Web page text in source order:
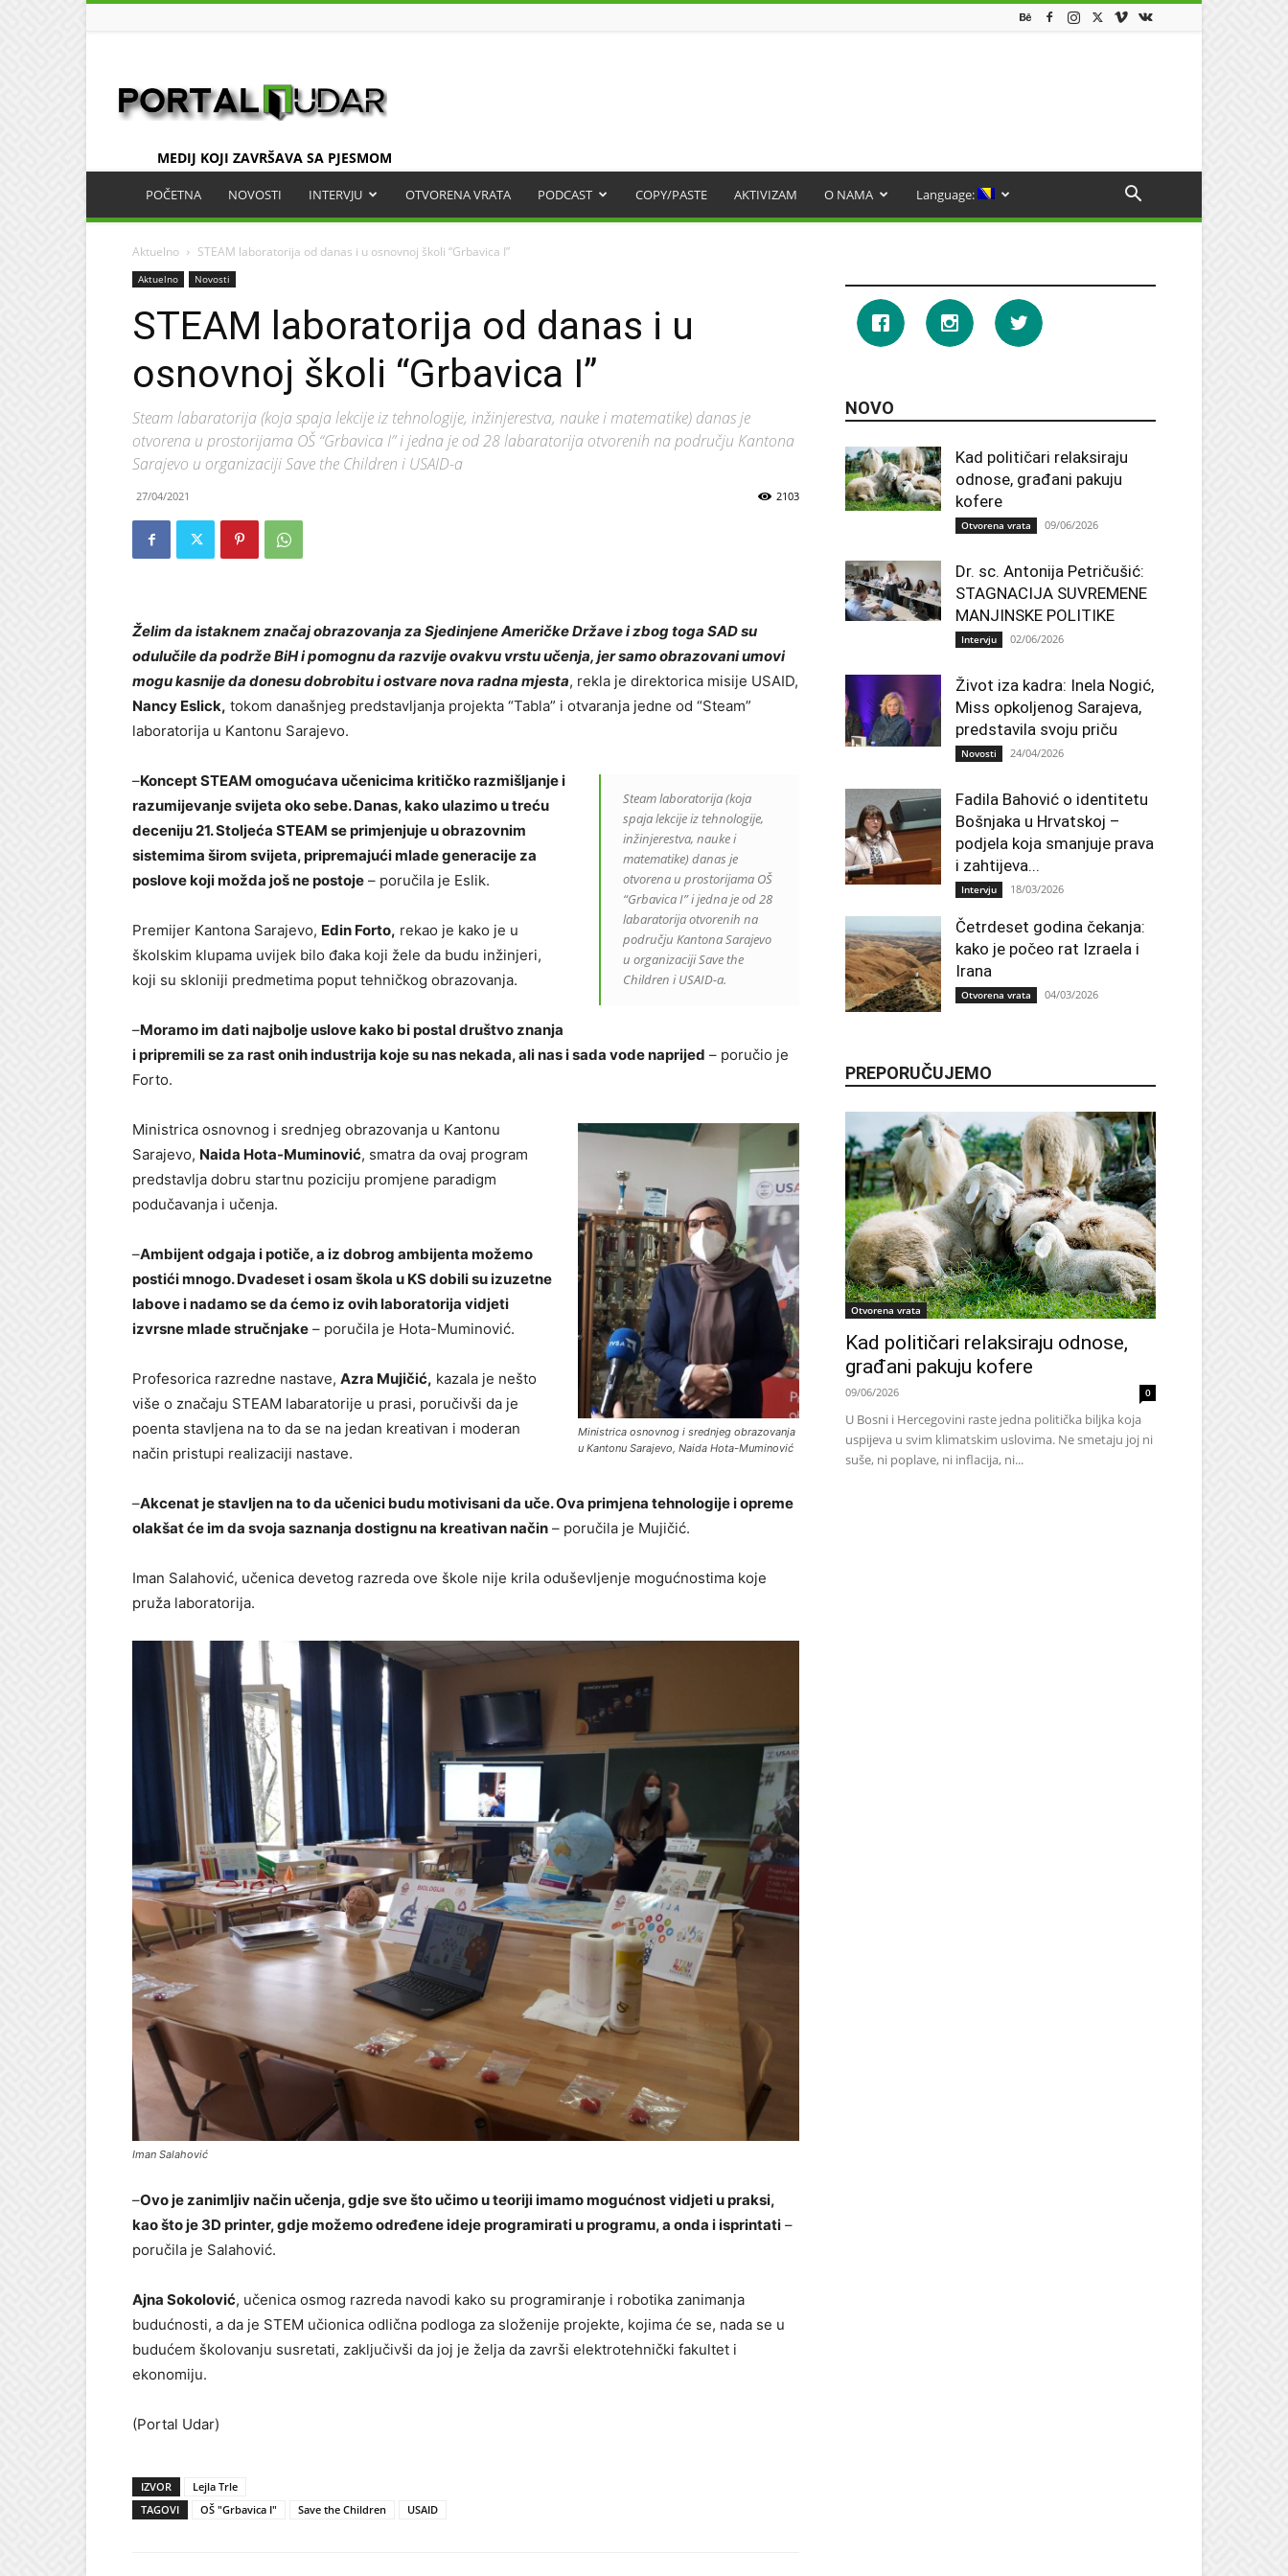
MEDIJ KOJI ZAVRŠAVA SA PJESMOM
POČETNA NOVOSTI INTERVJU OTVORENA VRATA PODCAST COPY/PASTE AKTIVIZAM O NAMA Language:
Aktuelno STEAM laboratorija od danas i u osnovnoj školi “Grbavica I”
Aktuelno Novosti
STEAM laboratorija od danas i u
osnovnoj školi “Grbavica I”
Steam labaratorija (koja spaja lekcije iz tehnologije, inžinjerestva, nauke i matematike) danas je
otvorena u prostorijama OŠ “Grbavica I” i jedna je od 28 labaratorija otvorenih na području Kantona
Sarajevo u organizaciji Save the Children i USAID-a
27/04/2021 2103
Želim da istaknem značaj obrazovanja za Sjedinjene Američke Države i zbog toga SAD su
odulučile da podrže BiH i pomognu da razvije ovakvu vrstu učenja, jer samo obrazovani umovi
mogu kasnije da donesu dobrobitu i ostvare nova radna mjesta, rekla je direktorica misije USAID,
Nancy Eslick, tokom današnjeg predstavljanja projekta “Tabla” i otvaranja jedne od “Steam”
laboratorija u Kantonu Sarajevo.
Steam laboratorija (koja
spaja lekcije iz tehnologije,
inžinjerestva, nauke i
matematike) danas je
otvorena u prostorijama OŠ
“Grbavica I” i jedna je od 28
labaratorija otvorenih na
području Kantona Sarajevo
u organizaciji Save the
Children i USAID-a.
–Koncept STEAM omogućava učenicima kritičko razmišljanje i
razumijevanje svijeta oko sebe. Danas, kako ulazimo u treću
deceniju 21. Stoljeća STEAM se primjenjuje u obrazovnim
sistemima širom svijeta, pripremajući mlade generacije za
poslove koji možda još ne postoje – poručila je Eslik.
Premijer Kantona Sarajevo, Edin Forto, rekao je kako je u
školskim klupama uvijek bilo đaka koji žele da budu inžinjeri,
koji su skloniji predmetima poput tehničkog obrazovanja.
–Moramo im dati najbolje uslove kako bi postal društvo znanja
i pripremili se za rast onih industrija koje su nas nekada, ali nas i sada vode naprijed – poručio je
Forto.
Ministrica osnovnog i srednjeg obrazovanja
u Kantonu Sarajevo, Naida Hota-Muminović
Ministrica osnovnog i srednjeg obrazovanja u Kantonu
Sarajevo, Naida Hota-Muminović, smatra da ovaj program
predstavlja dobru startnu poziciju promjene paradigm
podučavanja i učenja.
–Ambijent odgaja i potiče, a iz dobrog ambijenta možemo
postići mnogo. Dvadeset i osam škola u KS dobili su izuzetne
labove i nadamo se da ćemo iz ovih laboratorija vidjeti
izvrsne mlade stručnjake – poručila je Hota-Muminović.
Profesorica razredne nastave, Azra Mujičić, kazala je nešto
više o značaju STEAM labaratorije u prasi, poručivši da je
poenta stavljena na to da se na jedan kreativan i moderan
način pristupi realizaciji nastave.
–Akcenat je stavljen na to da učenici budu motivisani da uče. Ova primjena tehnologije i opreme
olakšat će im da svoja saznanja dostignu na kreativan način – poručila je Mujičić.
Iman Salahović, učenica devetog razreda ove škole nije krila oduševljenje mogućnostima koje
pruža laboratorija.
Iman Salahović
–Ovo je zanimljiv način učenja, gdje sve što učimo u teoriji imamo mogućnost vidjeti u praksi,
kao što je 3D printer, gdje možemo određene ideje programirati u programu, a onda i isprintati –
poručila je Salahović.
Ajna Sokolović, učenica osmog razreda navodi kako su programiranje i robotika zanimanja
budućnosti, a da je STEM učionica odlična podloga za složenije projekte, kojima će se, nada se u
budućem školovanju susretati, zaključivši da joj je želja da završi elektrotehnički fakultet i
ekonomiju.
(Portal Udar)
IZVOR
Lejla Trle
TAGOVI
OŠ "Grbavica I" Save the Children USAID
NOVO
Kad političari relaksiraju
odnose, građani pakuju
kofere
Otvorena vrata 09/06/2026
Dr. sc. Antonija Petričušić:
STAGNACIJA SUVREMENE
MANJINSKE POLITIKE
Intervju 02/06/2026
Život iza kadra: Inela Nogić,
Miss opkoljenog Sarajeva,
predstavila svoju priču
Novosti 24/04/2026
Fadila Bahović o identitetu
Bošnjaka u Hrvatskoj –
podjela koja smanjuje prava
i zahtijeva...
Intervju 18/03/2026
Četrdeset godina čekanja:
kako je počeo rat Izraela i
Irana
Otvorena vrata 04/03/2026
PREPORUČUJEMO
Otvorena vrata
Kad političari relaksiraju odnose,
građani pakuju kofere
09/06/2026 0
U Bosni i Hercegovini raste jedna politička biljka koja
uspijeva u svim klimatskim uslovima. Ne smetaju joj ni
suše, ni poplave, ni inflacija, ni...